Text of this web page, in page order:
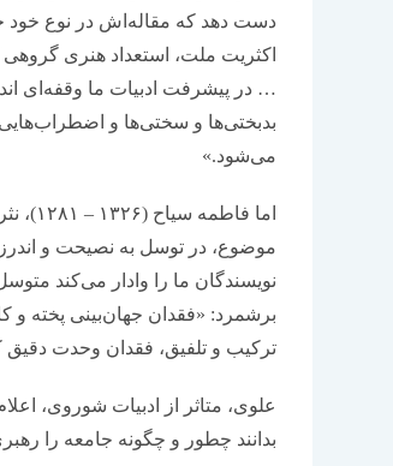
دست دهد که مقاله‌اش در نوع خود
اکثریت ملت، استعداد هنری گروهی
… در پیشرفت ادبیات ما وقفه‌ای
بدبختی‌ها و سختی‌ها و
می‌شود.»
اما
موضوع، در توسل به نصیحت و
نویسندگان ما را وادار می‌کند
برشمرد: «فقدان جهان‌بینی پخته
ترکیب و تلفیق، فقدان وحدت دقیق
علوی، متاثر از ادبیات شوروی،
بدانند چطور و چگونه جامعه را